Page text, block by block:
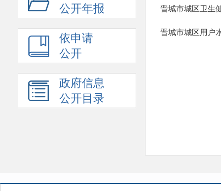
公开年报
依申请
公开
政府信息
公开目录
晋城市城区卫生
晋城市城区用户